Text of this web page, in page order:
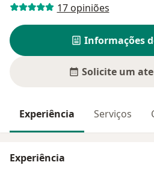
17 opiniões
Informações
Solicite um
Experiência Serviços
Experiência